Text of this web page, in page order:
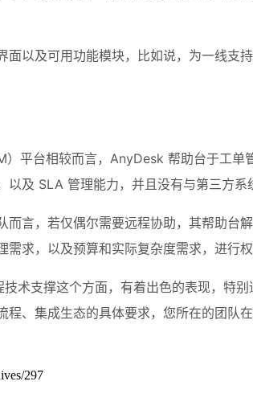
以及可用功能模块，比如说，为一线支
平台相较而言，AnyDesk 帮助台于工
及 SLA 管理能力，并且没有与第三方系
言，若仅偶尔需要远程协助，其帮助
求，以及预算和实际复杂度需求，进行权
术支撑这个方面，有着出色的表现，特
、集成生态的具体要求，您所在的团队
297